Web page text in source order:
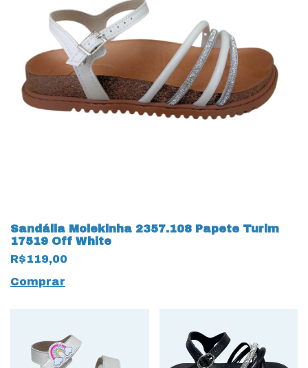
Sandália Molekinha 2357.108 Papete Turim
17519 Off White
R$119,00
Comprar